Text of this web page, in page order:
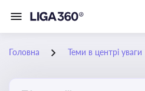
Головна Теми в центрі уваги